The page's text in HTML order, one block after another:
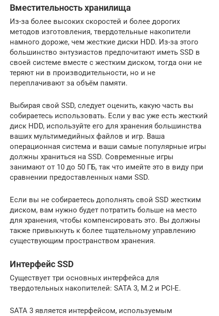
Вместительность хранилища
Из-за более высоких скоростей и более дорогих
методов изготовления, твердотельные накопители
намного дороже, чем жесткие диски HDD. Из-за этого
большинство энтузиастов предпочитают иметь SSD в
своей системе вместе с жестким диском, тогда они не
теряют ни в производительности, но и не
переплачивают за объём памяти.
Выбирая свой SSD, следует оценить, какую часть вы
собираетесь использовать. Если у вас уже есть жесткий
диск HDD, используйте его для хранения большинства
ваших мультимедийных файлов и игр. Ваша
операционная система и ваши самые популярные игры
должны храниться на SSD. Современные игры
занимают от 10 до 50 ГБ, так что имейте это в виду при
сравнении предоставленных нами SSD.
Если вы не собираетесь дополнять свой SSD жестким
диском, вам нужно будет потратить больше на место
для хранения, чтобы компенсировать это. Вы должны
также привыкнуть к более тщательному управлению
существующим пространством хранения.
Интерфейс SSD
Существует три основных интерфейса для
твердотельных накопителей: SATA 3, M.2 и PCI-E.
SATA 3 является интерфейсом, используемым